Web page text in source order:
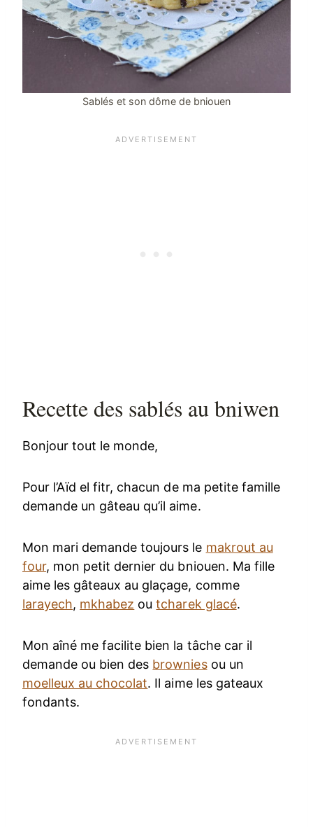
Sablés et son dôme de bniouen
Recette des sablés au bniwen
Bonjour tout le monde,
Pour l’Aïd el fitr, chacun de ma petite famille
demande un gâteau qu’il aime.
Mon mari demande toujours le makrout au
four, mon petit dernier du bniouen. Ma fille
aime les gâteaux au glaçage, comme
larayech, mkhabez outcharek glacé.
Mon aîné me facilite bien la tâche car il
demande ou bien des browniesou un
moelleux au chocolat. Il aime les gateaux
fondants.